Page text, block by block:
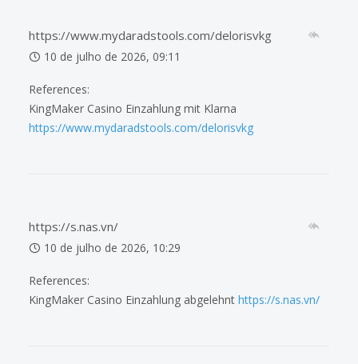
https://www.mydaradstools.com/delorisvkg
10 de julho de 2026, 09:11
References:
KingMaker Casino Einzahlung mit Klarna
https://www.mydaradstools.com/delorisvkg
https://s.nas.vn/
10 de julho de 2026, 10:29
References:
KingMaker Casino Einzahlung abgelehnt https://s.nas.vn/